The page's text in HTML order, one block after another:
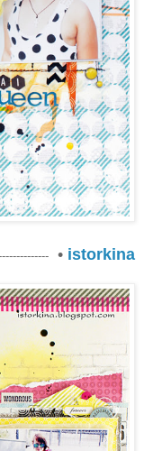
• istorkina